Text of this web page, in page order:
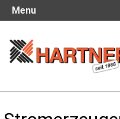
Menu